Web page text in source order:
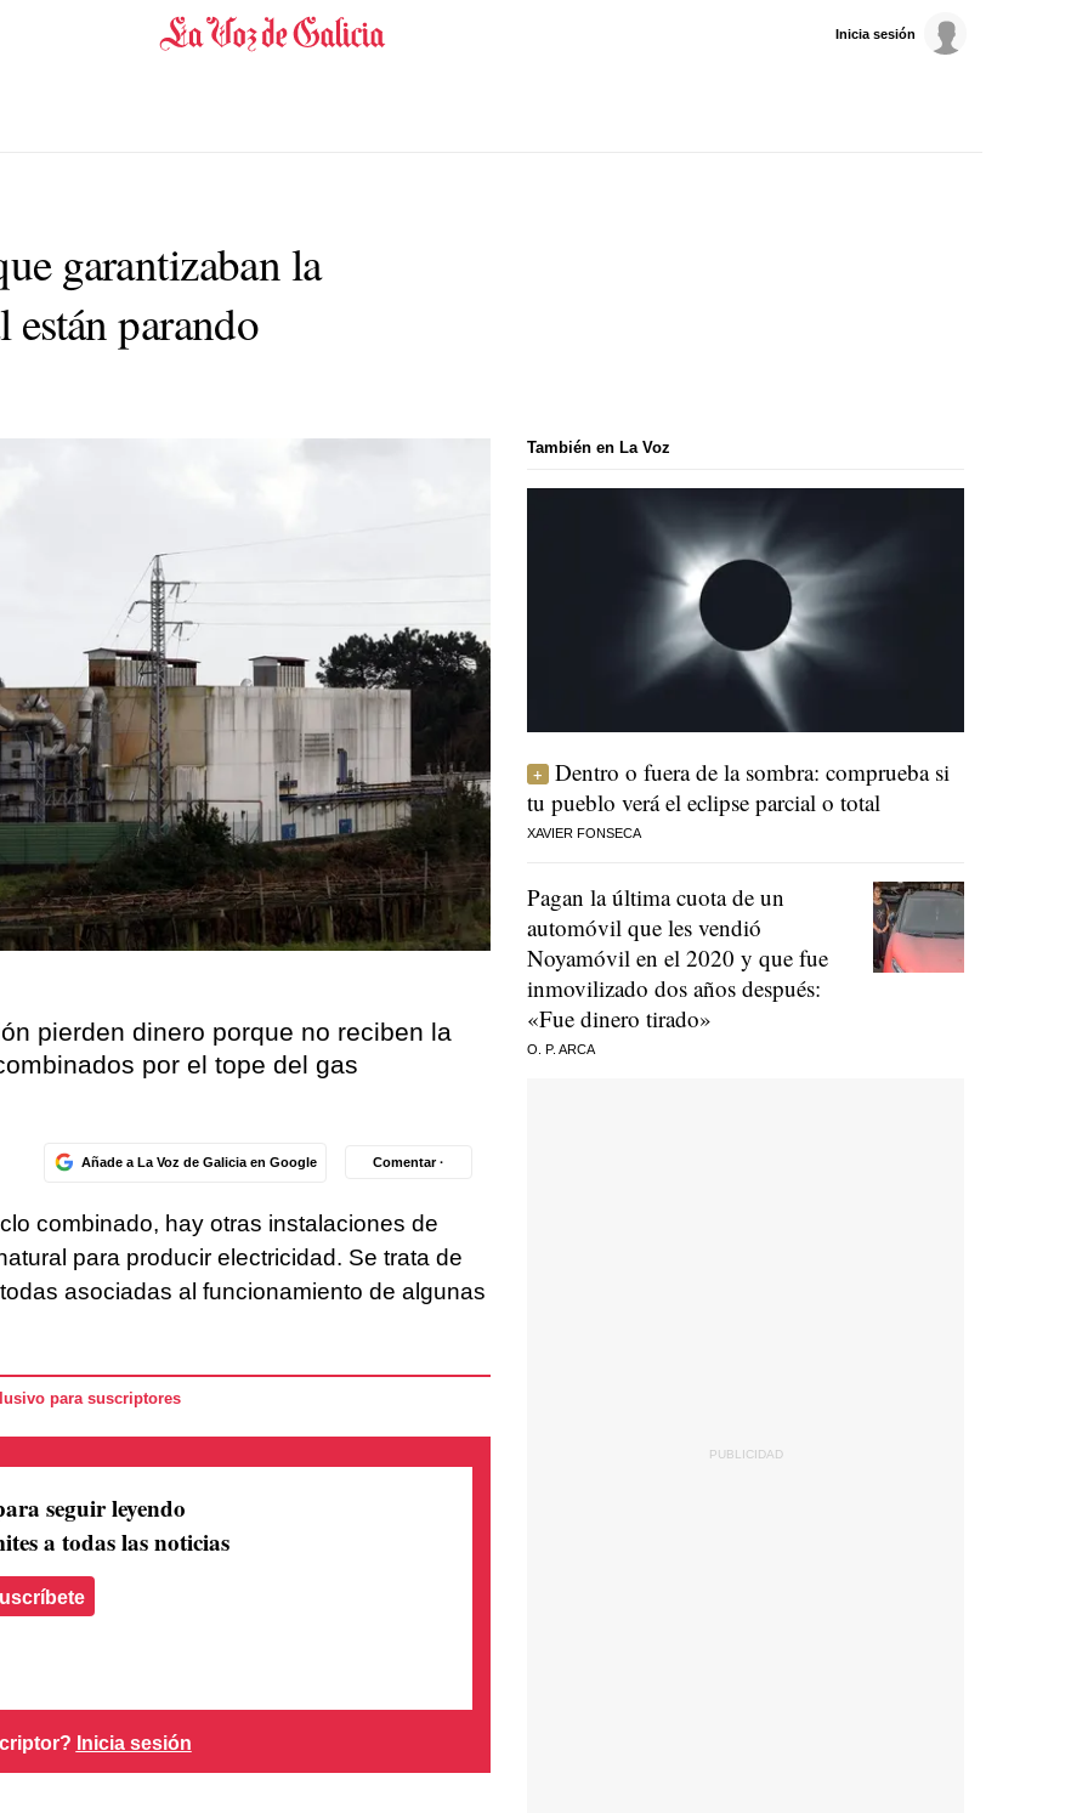
Inicia sesión
garantizaban la
parando
pierden dinero porque no reciben la
por el tope del gas
Añade a La Voz de Galicia en Google Comentar ·
combinado, hay otras instalaciones de
para producir electricidad. Se trata de
asociadas al funcionamiento de algunas
para suscriptores
seguir leyendo
a todas las noticias
Inicia sesión
También en La Voz
Dentro o fuera de la sombra: comprueba si
tu pueblo verá el eclipse parcial o total
XAVIER FONSECA
Pagan la última cuota de un
automóvil que les vendió
Noyamóvil en el 2020 y que fue
inmovilizado dos años después:
«Fue dinero tirado»
O. P. ARCA